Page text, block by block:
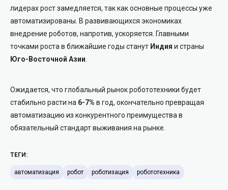
лидерах рост замедляется, так как основные процессы уже
автоматизированы. В развивающихся экономиках
внедрение роботов, напротив, ускоряется. Главными
точками роста в ближайшие годы станут Индия и страны
Юго-Восточной Азии
Ожидается, что глобальный рынок робототехники будет
стабильно расти на 6-7% в год, окончательно превращая
автоматизацию из конкурентного преимущества в
обязательный стандарт выживания на рынке.
ТЕГИ:
автоматизация робот роботизация робототехника